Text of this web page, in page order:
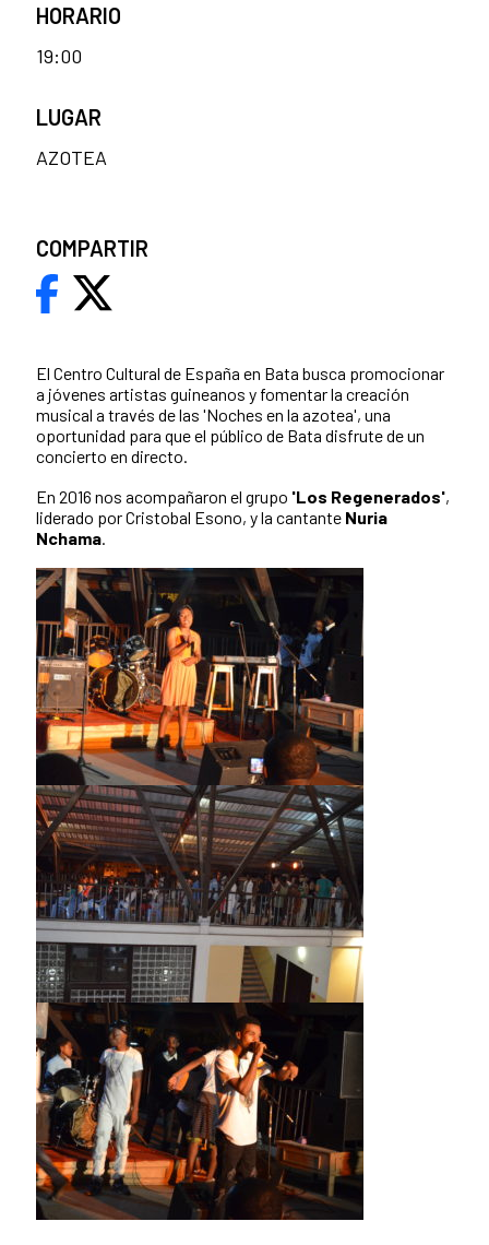
El Centro Cultural de España en Bata busca promocionar
a jóvenes artistas guineanos y fomentar la creación
musical a través de las 'Noches en la azotea', una
oportunidad para que el público de Bata disfrute de un
concierto en directo.
En 2016 nos acompañaron el grupo 'Los Regenerados',
liderado por Cristobal Esono, y la cantante Nuria
Nchama.
HORARIO
19:00
LUGAR
AZOTEA
COMPARTIR